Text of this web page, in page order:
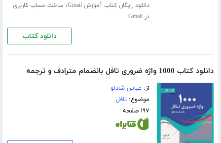
دانلود رایگان کتاب آموزش Gmail ، ساخت حساب کاربری
در Gmail
دانلود کتاب
دانلود کتاب 1000 واژه ضروری تافل بانضمام مترادف و ترجمه
از: عباس شادلو
موضوع:تافل
۱۹۷ صفحه